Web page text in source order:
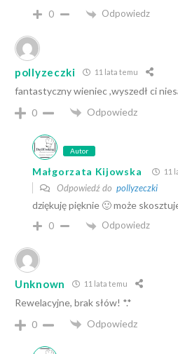
0 Odpowiedz
pollyzeczki 11 lata temu
fantastyczny wieniec ,wyszedł ci
0
Odpowiedz
Autor
Małgorzata Kijowska 11
Odpowiedź do pollyzeczki
dziękuję pięknie 🙂 może
0 Odpowiedz
Unknown 11 lata temu
Rewelacyjne, brak słów! *.*
0
Odpowiedz